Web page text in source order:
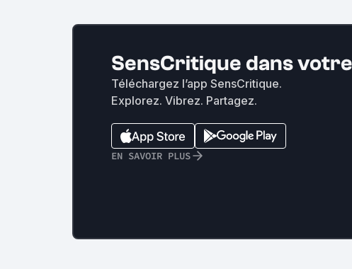
SensCritique dans
Téléchargez l’app SensCritique.
Explorez. Vibrez. Partagez.
EN SAVOIR PLUS